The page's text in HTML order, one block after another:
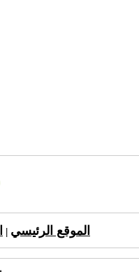
الموقع الرئيسي